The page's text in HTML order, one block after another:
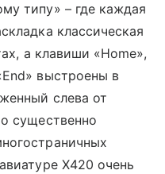
типу» – где каждая
классическая
а клавиши «Home»,
выстроены в
слева от
существенно
X420 очень